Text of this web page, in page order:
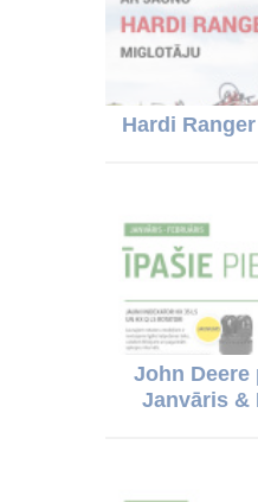
Hardi
John Deere
Janvāris &